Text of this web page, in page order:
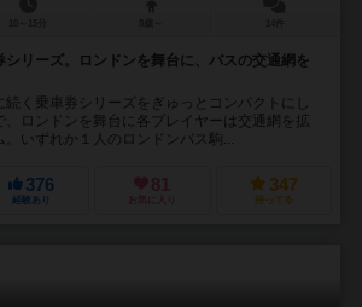
シリーズ。ロンドンを舞台に、バスの交通網を
続く乗車券シリーズをぎゅっとコンパクトにし
ロンドンを舞台に各プレイヤーは交通網を拡
いずれか１人のロンドンバス駒...
376
経験あり
81
お気に入り
347
持ってる